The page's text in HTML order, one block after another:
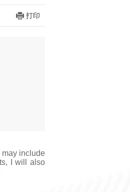
打印
may include
I will also